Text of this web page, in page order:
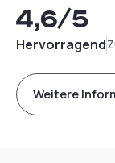
4,6/5
Hervorragend
Weitere